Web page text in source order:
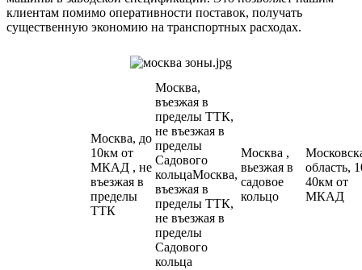
клиентам помимо оперативности поставок, получать
существенную экономию на транспортных расходах.
Москва, до
10км от
МКАД , не
въезжая в
пределы
ТТК
Москва,
въезжая в
пределы ТТК,
не въезжая в
пределы
Садового
кольцаМосква,
въезжая в
пределы ТТК,
не въезжая в
пределы
Садового
кольца
Москва ,
вьезжая в
садовое
кольцо
область,
40км от
МКАД